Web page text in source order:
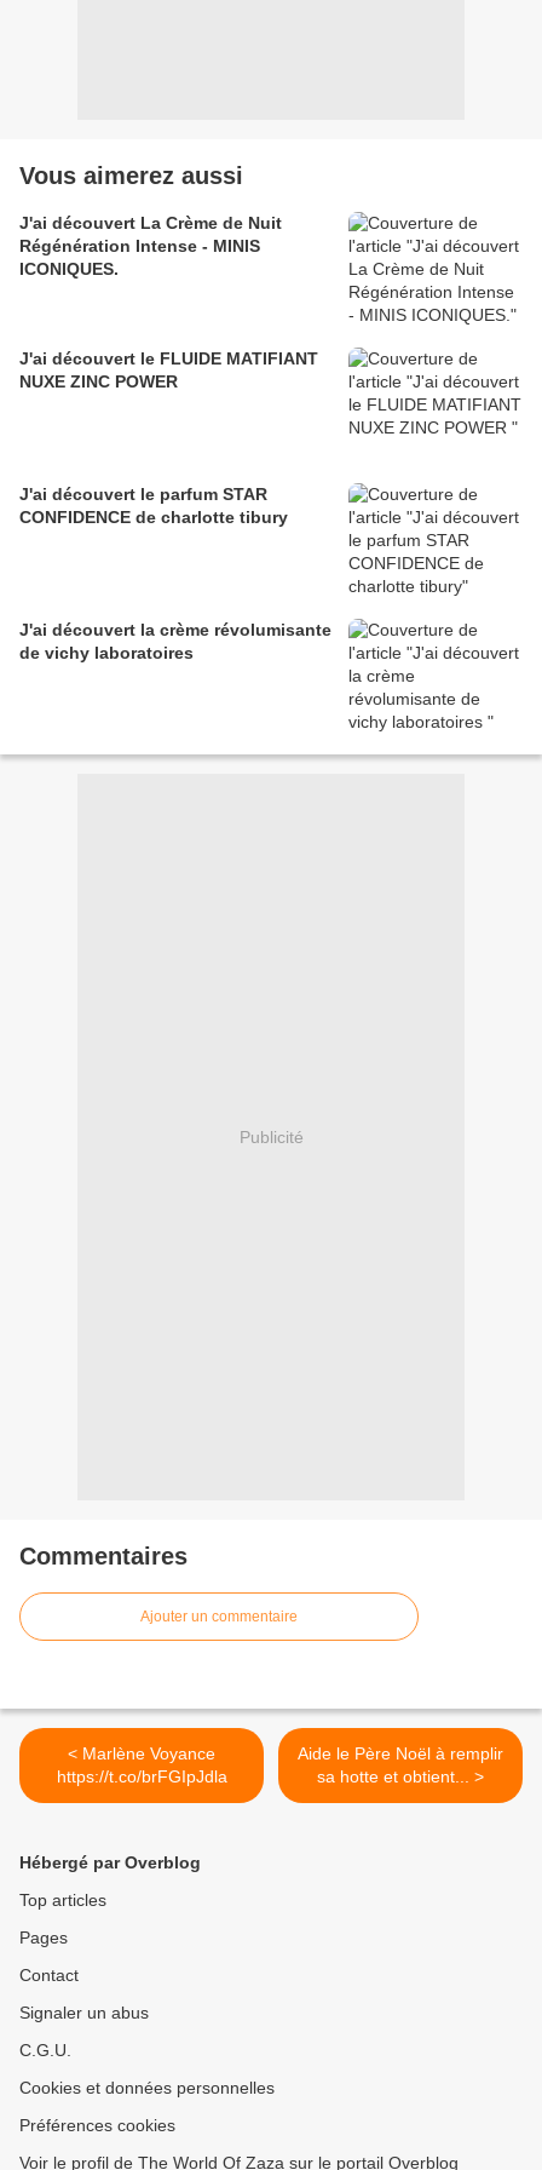
Vous aimerez aussi
J'ai découvert La Crème de Nuit
Régénération Intense - MINIS
ICONIQUES.
J'ai découvert le FLUIDE MATIFIANT
NUXE ZINC POWER
J'ai découvert le parfum STAR
CONFIDENCE de charlotte tibury
J'ai découvert la crème révolumisante
de vichy laboratoires
Publicité
Commentaires
Ajouter un commentaire
< Marlène Voyance
https://t.co/brFGIpJdla
Aide le Père Noël à remplir
sa hotte et obtient... >
Hébergé par Overblog
Top articles
Pages
Contact
Signaler un abus
C.G.U.
Cookies et données personnelles
Préférences cookies
Voir le profil de The World Of Zaza sur le portail Overblog